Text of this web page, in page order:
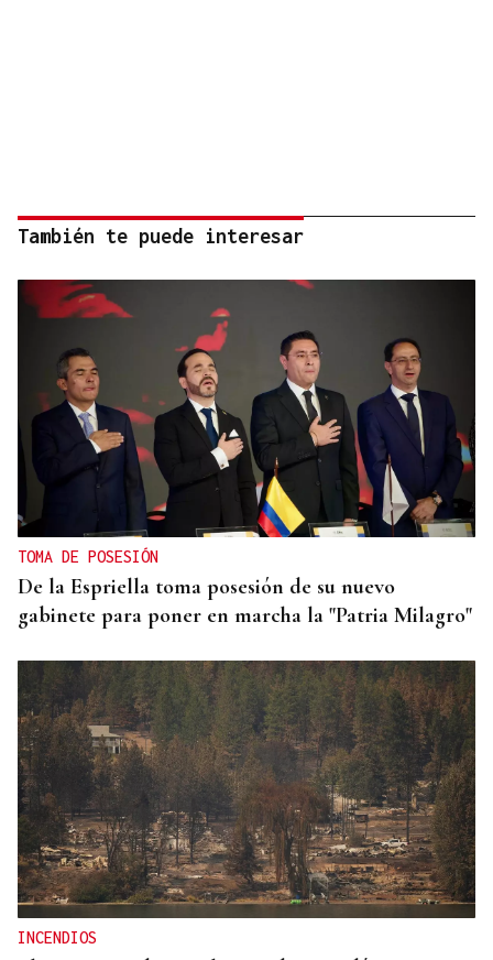
También te puede interesar
TOMA DE POSESIÓN
De la Espriella toma posesión de su nuevo
gabinete para poner en marcha la "Patria Milagro"
INCENDIOS